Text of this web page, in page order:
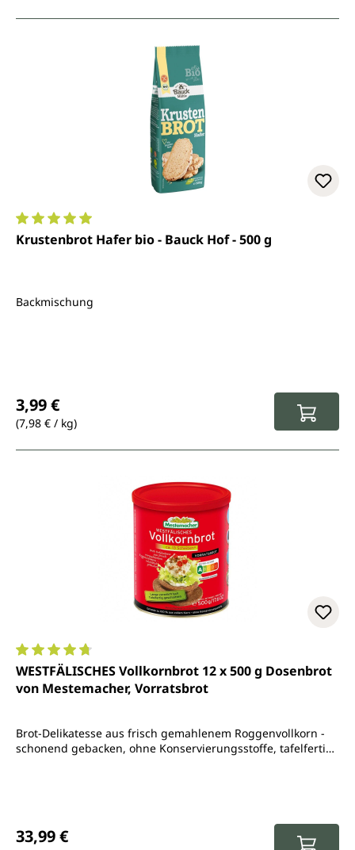
Durchschnittliche Bewertung von 5 von 5 Sternen
Krustenbrot Hafer bio - Bauck Hof - 500 g
Backmischung
3,99 €
(7,98 € / kg)
Durchschnittliche Bewertung von 4.8 von 5 Sternen
WESTFÄLISCHES Vollkornbrot 12 x 500 g Dosenbrot
von Mestemacher, Vorratsbrot
Brot-Delikatesse aus frisch gemahlenem Roggenvollkorn -
schonend gebacken, ohne Konservierungsstoffe, tafelfertig
33,99 €